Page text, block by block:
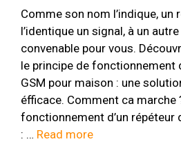
Comme son nom l’indique, un
l’identique un signal, à un
convenable pour vous.
le principe de fonctionnement
GSM pour maison : une
éfficace. Comment ca marche
fonctionnement d’un répéteur
: … Read more